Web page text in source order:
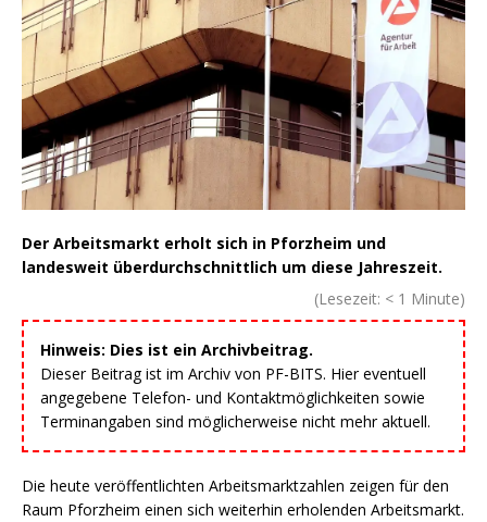
Der Arbeitsmarkt erholt sich in Pforzheim und
landesweit überdurchschnittlich um diese Jahreszeit.
(Lesezeit: < 1 Minute)
Hinweis: Dies ist ein Archivbeitrag.
Dieser Beitrag ist im Archiv von PF-BITS. Hier eventuell
angegebene Telefon- und Kontaktmöglichkeiten sowie
Terminangaben sind möglicherweise nicht mehr aktuell.
Die heute veröffentlichten Arbeitsmarktzahlen zeigen für den
Raum Pforzheim einen sich weiterhin erholenden Arbeitsmarkt.